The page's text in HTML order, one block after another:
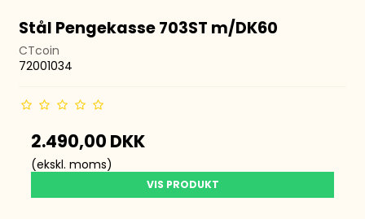
Stål Pengekasse 703ST m/DK60
CTcoin
72001034
2.490,00 DKK
(ekskl. moms)
VIS PRODUKT